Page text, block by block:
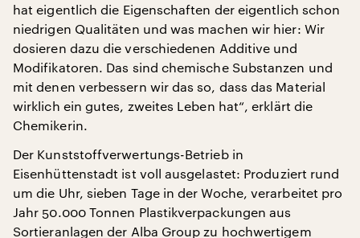
hat eigentlich die Eigenschaften der eigentlich schon
niedrigen Qualitäten und was machen wir hier: Wir
dosieren dazu die verschiedenen Additive und
Modifikatoren. Das sind chemische Substanzen und
mit denen verbessern wir das so, dass das Material
wirklich ein gutes, zweites Leben hat“, erklärt die
Chemikerin.
Der Kunststoffverwertungs-Betrieb in
Eisenhüttenstadt ist voll ausgelastet: Produziert rund
um die Uhr, sieben Tage in der Woche, verarbeitet pro
Jahr 50.000 Tonnen Plastikverpackungen aus
Sortieranlagen der Alba Group zu hochwertigem